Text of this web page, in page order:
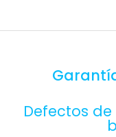
Defectos